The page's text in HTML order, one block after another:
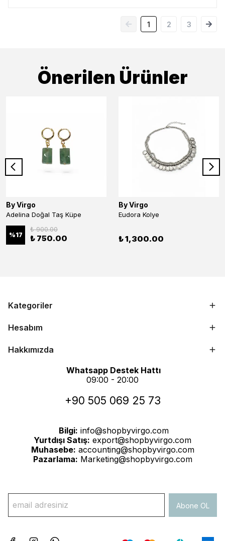
1 2 3
Önerilen Ürünler
By Virgo
Adelina Doğal Taş Küpe
%17
₺ 900.00
₺ 750.00
By Virgo
Eudora Kolye
₺ 1,300.00
Kategoriler
Hesabım
Hakkımızda
Whatsapp Destek Hattı
09:00 - 20:00
+90 505 069 25 73
Bilgi: info@shopbyvirgo.com
Yurtdışı Satış: export@shopbyvirgo.com
Muhasebe: accounting@shopbyvirgo.com
Pazarlama: Marketing@shopbyvirgo.com
Abone OL